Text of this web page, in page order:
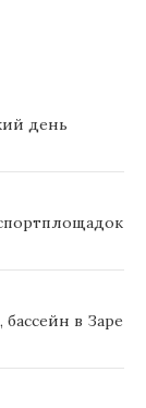
день
в Заре